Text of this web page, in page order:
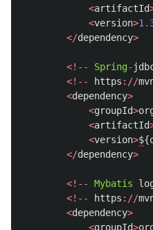
<artifactId
<version>
</dependency>
<!-- Spring-
<!--
https ://
<dependency>
<groupId>
<artifactId
<version>${
</dependency>
<!-- Mybatis
<!--
https ://
<dependency>
<groupId>